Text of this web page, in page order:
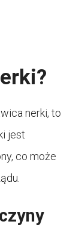
nerki, to
jest
co może